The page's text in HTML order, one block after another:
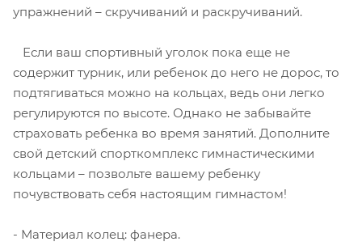
упражнений – скручиваний и раскручиваний.
Если ваш спортивный уголок пока еще не
содержит турник, или ребенок до него не дорос, то
подтягиваться можно на кольцах, ведь они легко
регулируются по высоте. Однако не забывайте
страховать ребенка во время занятий. Дополните
свой детский спорткомплекс гимнастическими
кольцами – позвольте вашему ребенку
почувствовать себя настоящим гимнастом!
- Материал колец: фанера.